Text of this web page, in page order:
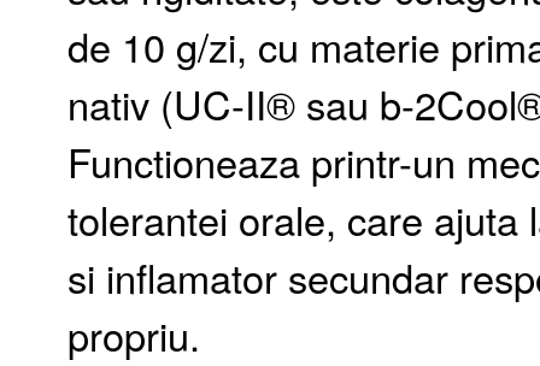
de 10 g/zi, cu materie
nativ (UC-II® sau b-
Functioneaza printr-un
tolerantei orale, care ajuta
si inflamator secundar
propriu.